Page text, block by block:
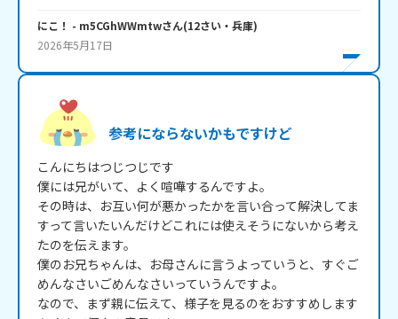
にこ！ - m5CGhWWmtwさん(12さい・ 兵庫)
2026年5月17日
参考にならないかもですけど
こんにちはつじつじです
僕には兄がいて、よく喧嘩するんですよ。
その時は、お互い何が悪かったかを言い合って解決してま
すって言いたいんだけどこれには使えそうにないから考え
たのを伝えます。
僕のお兄ちゃんは、お母さんに言うよっていうと、すぐご
めんなさいごめんなさいっていうんですよ。
なので、まず親に伝えて、様子を見るのをおすすめします